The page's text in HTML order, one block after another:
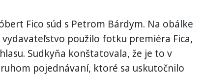
Fico súd s Petrom Bárdym. Na obálke
použilo fotku premiéra Fica,
Sudkyňa konštatovala, že je to v
pojednávaní, ktoré sa uskutočnilo